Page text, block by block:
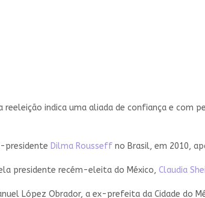
indica uma aliada de confiança e com
presidente Dilma Rousseff no Brasil, em 2010,
presidente recém-eleita do México, Claudia
López Obrador, a ex-prefeita da Cidade do